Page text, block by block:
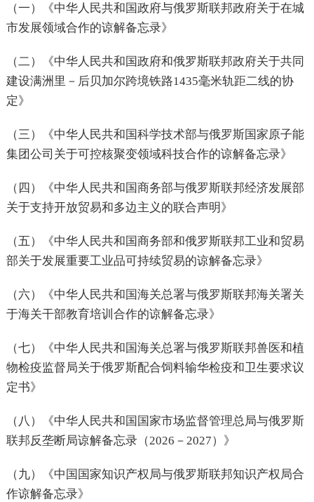
（一）《中华人民共和国政府与俄罗斯联邦政府关于在城
市发展领域合作的谅解备忘录》
（二）《中华人民共和国政府和俄罗斯联邦政府关于共同
建设满洲里－后贝加尔跨境铁路1435毫米轨距二线的协
定》
（三）《中华人民共和国科学技术部与俄罗斯国家原子能
集团公司关于可控核聚变领域科技合作的谅解备忘录》
（四）《中华人民共和国商务部与俄罗斯联邦经济发展部
关于支持开放贸易和多边主义的联合声明》
（五）《中华人民共和国商务部和俄罗斯联邦工业和贸易
部关于发展重要工业品可持续贸易的谅解备忘录》
（六）《中华人民共和国海关总署与俄罗斯联邦海关署关
于海关干部教育培训合作的谅解备忘录》
（七）《中华人民共和国海关总署与俄罗斯联邦兽医和植
物检疫监督局关于俄罗斯配合饲料输华检疫和卫生要求议
定书》
（八）《中华人民共和国国家市场监督管理总局与俄罗斯
联邦反垄断局谅解备忘录（2026－2027）》
（九）《中国国家知识产权局与俄罗斯联邦知识产权局合
作谅解备忘录》